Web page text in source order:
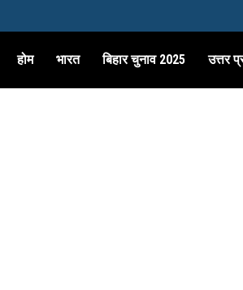
होम भारत बिहार चुनाव 2025 उत्तर